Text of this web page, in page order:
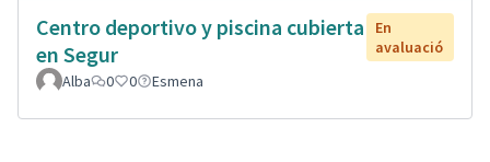
Centro deportivo y piscina cubierta
en Segur
En
avaluació
Alba
0 0 Esmena